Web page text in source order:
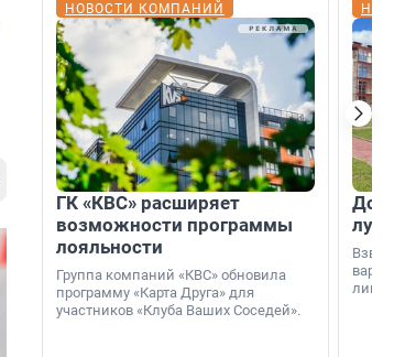
НОВОСТИ КОМПАНИЙ
ГК «КВС» расширяет
возможности программы
лояльности
Группа компаний «КВС» обновила
программу «Карта Друга» для
участников «Клуба Ваших Соседей».
Дом
лучше
лишнего